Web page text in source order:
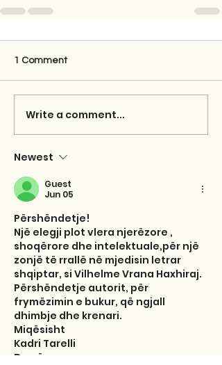
1 Comment
Write a comment...
Newest
Guest
Jun 05
Përshëndetje!
Një elegji plot vlera njerëzore ,
shoqërore dhe intelektuale,për një
zonjë të rrallë në mjedisin letrar
shqiptar, si Vilhelme Vrana Haxhiraj.
Përshëndetje autorit, për
frymëzimin e bukur, që ngjall
dhimbje dhe krenari.
Miqësisht
Kadri Tarelli
Durrës.